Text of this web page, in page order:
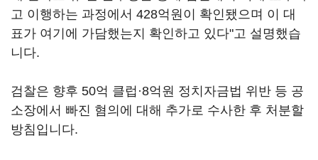
고 이행하는 과정에서 428억원이 확인됐으며 이 대
표가 여기에 가담했는지 확인하고 있다"고 설명했습
니다.
검찰은 향후 50억 클럽·8억원 정치자금법 위반 등 공
소장에서 빠진 혐의에 대해 추가로 수사한 후 처분할
방침입니다.